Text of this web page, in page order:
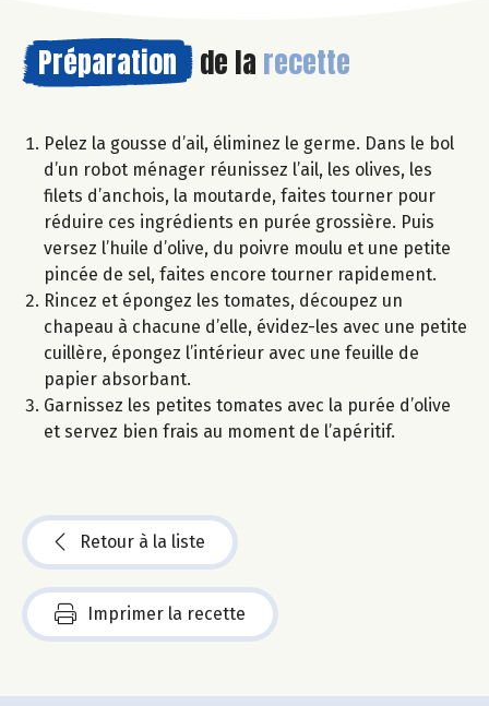
Préparation de la recette
Pelez la gousse d’ail, éliminez le germe. Dans le bol
d’un robot ménager réunissez l’ail, les olives, les
filets d’anchois, la moutarde, faites tourner pour
réduire ces ingrédients en purée grossière. Puis
versez l’huile d’olive, du poivre moulu et une petite
pincée de sel, faites encore tourner rapidement.
Rincez et épongez les tomates, découpez un
chapeau à chacune d’elle, évidez-les avec une petite
cuillère, épongez l’intérieur avec une feuille de
papier absorbant.
Garnissez les petites tomates avec la purée d’olive
et servez bien frais au moment de l’apéritif.
Retour à la liste
Imprimer la recette